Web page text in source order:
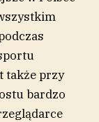
także przy
bardzo